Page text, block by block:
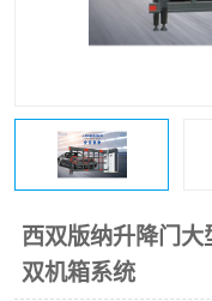
西双版纳升降门
双机箱系统